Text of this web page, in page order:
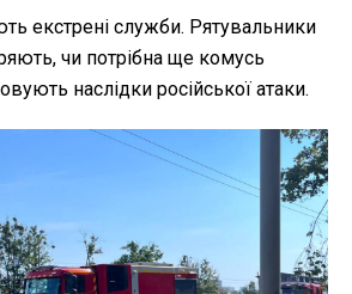
екстрені служби. Рятувальники
чи потрібна ще комусь
наслідки російської атаки.